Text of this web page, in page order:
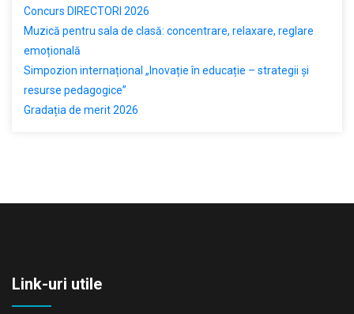
Concurs DIRECTORI 2026
Muzică pentru sala de clasă: concentrare, relaxare, reglare
emoțională
Simpozion internațional „Inovație în educație – strategii și
resurse pedagogice”
Gradația de merit 2026
Link-uri utile